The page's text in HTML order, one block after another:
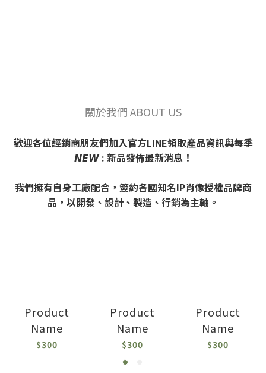
關於我們 ABOUT US
歡迎各位經銷商朋友們加入官方LINE領取產品資訊與每季
𝙉𝙀𝙒 : 新品發佈最新消息！
我們擁有自身工廠配合，簽約各國知名IP肖像授權品牌商
品，以開發、設計、製造、行銷為主軸。
Product
Name
$300
Product
Name
$300
Product
Name
$300